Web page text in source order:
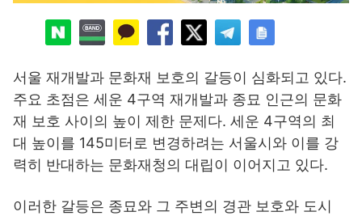
서울 재개발과 문화재 보호의 갈등이 심화되고 있다.
주요 초점은 세운 4구역 재개발과 종묘 인근의 문화
재 보호 사이의 높이 제한 문제다. 세운 4구역의 최
대 높이를 145미터로 변경하려는 서울시와 이를 강
력히 반대하는 문화재청의 대립이 이어지고 있다.
이러한 갈등은 종묘와 그 주변의 경관 보호와 도시